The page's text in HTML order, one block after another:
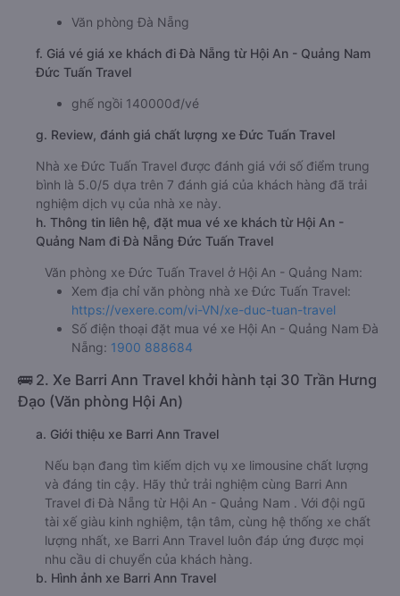
Văn phòng Đà Nẵng
f. Giá vé giá xe khách đi Đà Nẵng từ Hội An - Quảng Nam
Đức Tuấn Travel
ghế ngồi 140000đ/vé
g. Review, đánh giá chất lượng xe Đức Tuấn Travel
Nhà xe Đức Tuấn Travel được đánh giá với số điểm trung
bình là 5.0/5 dựa trên 7 đánh giá của khách hàng đã trải
nghiệm dịch vụ của nhà xe này.
h. Thông tin liên hệ, đặt mua vé xe khách từ Hội An -
Quảng Nam đi Đà Nẵng Đức Tuấn Travel
Văn phòng xe Đức Tuấn Travel ở Hội An - Quảng Nam:
Xem địa chỉ văn phòng nhà xe Đức Tuấn Travel:
https://vexere.com/vi-VN/xe-duc-tuan-travel
Số điện thoại đặt mua vé xe Hội An - Quảng Nam Đà
Nẵng: 1900 888684
🚌 2. Xe Barri Ann Travel khởi hành tại 30 Trần Hưng
Đạo (Văn phòng Hội An)
a. Giới thiệu xe Barri Ann Travel
Nếu bạn đang tìm kiếm dịch vụ xe limousine chất lượng
và đáng tin cậy. Hãy thử trải nghiệm cùng Barri Ann
Travel đi Đà Nẵng từ Hội An - Quảng Nam . Với đội ngũ
tài xế giàu kinh nghiệm, tận tâm, cùng hệ thống xe chất
lượng nhất, xe Barri Ann Travel luôn đáp ứng được mọi
nhu cầu di chuyển của khách hàng.
b. Hình ảnh xe Barri Ann Travel